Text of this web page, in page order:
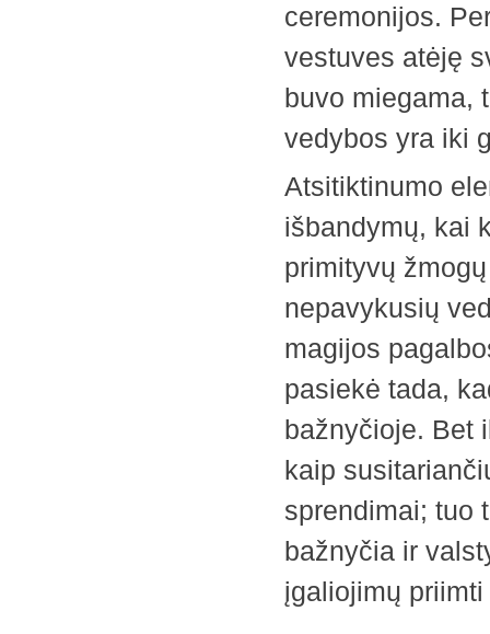
ceremonijos.
vestuves atėję
buvo miegama,
vedybos yra iki
Atsitiktinumo
išbandymų, kai
primityvų
nepavykusių
magijos
pasiekė tada,
bažnyčioje. Bet
kaip
sprendimai; tuo
bažnyčia ir
įgaliojimų